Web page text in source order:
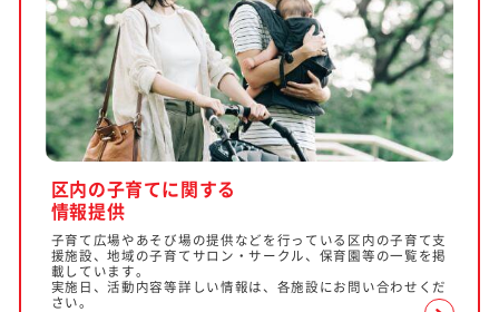
区内の子育てに関する
情報提供
子育て広場やあそび場の提供などを行っている区内の子育て支
援施設、地域の子育てサロン・サークル、保育園等の一覧を掲
載しています。
実施日、活動内容等詳しい情報は、各施設にお問い合わせくだ
さい。